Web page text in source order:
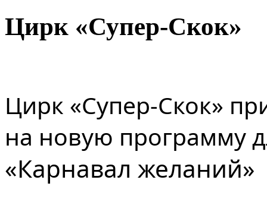
Цирк «Супер-Скок»
Цирк «Супер-Скок»
на новую программу
«Карнавал желаний»